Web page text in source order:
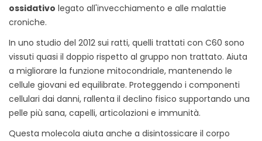
ossidativo legato all'invecchiamento e alle malattie
croniche.
In uno studio del 2012 sui ratti, quelli trattati con C60 sono
vissuti quasi il doppio rispetto al gruppo non trattato. Aiuta
a migliorare la funzione mitocondriale, mantenendo le
cellule giovani ed equilibrate. Proteggendo i componenti
cellulari dai danni, rallenta il declino fisico supportando una
pelle più sana, capelli, articolazioni e immunità.
Questa molecola aiuta anche a disintossicare il corpo